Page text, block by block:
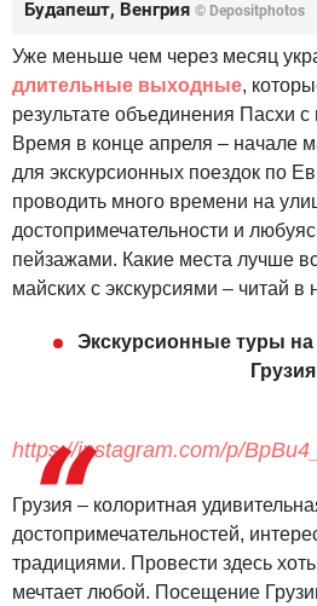
Будапешт, Венгрия © Depositphotos
Уже меньше чем через месяц
длительные выходные,
результате объединения Пасхи
Время в конце апреля – начале
для экскурсионных поездок по
проводить много времени на
достопримечательности и
пейзажами. Какие места лучше
майских с экскурсиями – читай
Экскурсионные туры
Грузия
https://instagram.com/p/
Грузия – колоритная
достопримечательностей,
традициями. Провести здесь
мечтает любой. Посещение